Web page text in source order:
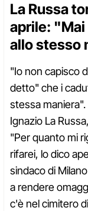
La Russa
aprile:
allo stesso
"Io non capisco
detto" che i
stessa
Ignazio La
"Per quanto mi
rifarei, lo dico
sindaco di
a rendere
c'è nel cimitero